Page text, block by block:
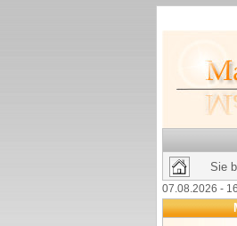
Sie
07.08.2026 -